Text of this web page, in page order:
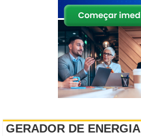
GERADOR DE ENERGIA